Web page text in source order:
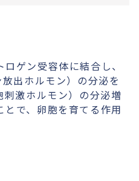
ゲン受容体に結合し、
出ホルモン）の分泌を
激ホルモン）の分泌増
で、卵胞を育てる作用